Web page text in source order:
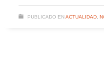
PUBLICADO EN ACTUALIDAD,